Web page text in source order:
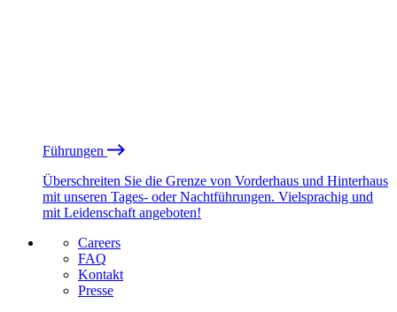
Führungen
Überschreiten Sie die Grenze von Vorderhaus und Hinterhaus
mit unseren Tages- oder Nachtführungen. Vielsprachig und
mit Leidenschaft angeboten!
Careers
FAQ
Kontakt
Presse